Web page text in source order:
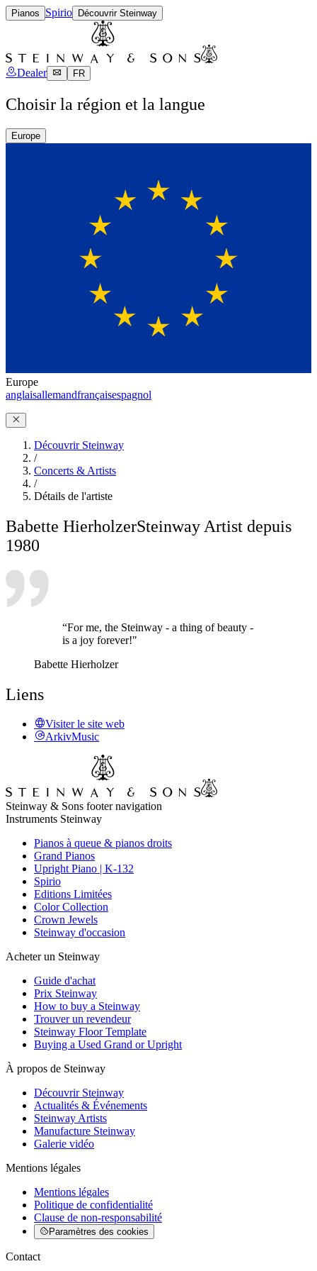
Pianos Spirio Découvrir Steinway
Dealer FR
Choisir la région et la langue
Europe
Europe
anglaisallemandfrançaisespagnol
Découvrir Steinway
/
Concerts & Artists
/
Détails de l'artiste
Babette HierholzerSteinway Artist depuis
1980
“For me, the Steinway - a thing of beauty -
is a joy forever!"
Babette Hierholzer
Liens
Visiter le site web
ArkivMusic
Steinway & Sons footer navigation
Instruments Steinway
Pianos à queue & pianos droits
Grand Pianos
Upright Piano | K-132
Spirio
Editions Limitées
Color Collection
Crown Jewels
Steinway d'occasion
Acheter un Steinway
Guide d'achat
Prix Steinway
How to buy a Steinway
Trouver un revendeur
Steinway Floor Template
Buying a Used Grand or Upright
À propos de Steinway
Découvrir Steinway
Actualités & Événements
Steinway Artists
Manufacture Steinway
Galerie vidéo
Mentions légales
Mentions légales
Politique de confidentialité
Clause de non-responsabilité
Paramètres des cookies
Contact